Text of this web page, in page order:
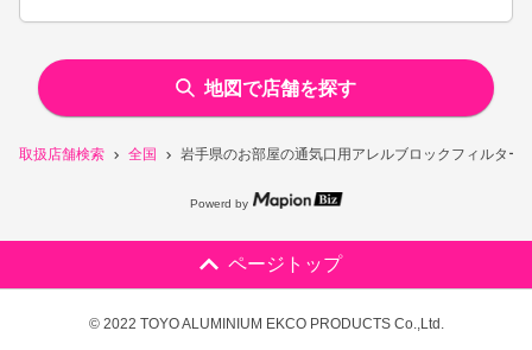
取扱店舗検索 全国 岩手県のお部屋の通気口用アレルブロックフィルター
地図で店舗を探す
Powerd by
ページトップ
© 2022 TOYO ALUMINIUM EKCO PRODUCTS Co.,Ltd.